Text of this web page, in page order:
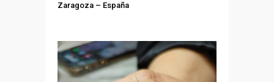
Zaragoza – España